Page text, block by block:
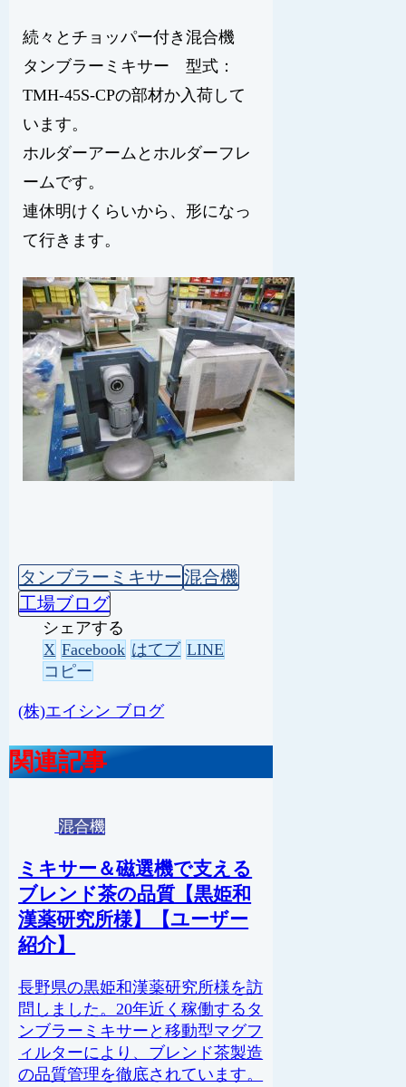
続々とチョッパー付き混合機
タンブラーミキサー 型式：
TMH-45S-CPの部材か入荷して
います。
ホルダーアームとホルダーフレ
ームです。
連休明けくらいから、形になっ
て行きます。
タンブラーミキサー混合機
工場ブログ
シェアする
X Facebook はてブ LINE
コピー
(株)エイシン ブログ
関連記事
混合機
ミキサー＆磁選機で支える
ブレンド茶の品質【黒姫和
漢薬研究所様】【ユーザー
紹介】
長野県の黒姫和漢薬研究所様を訪
問しました。20年近く稼働するタ
ンブラーミキサーと移動型マグフ
ィルターにより、ブレンド茶製造
の品質管理を徹底されています。